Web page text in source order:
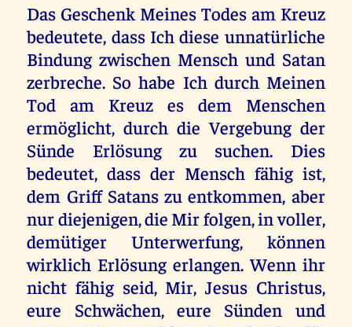
Das Geschenk Meines Todes am Kreuz
bedeutete, dass Ich diese unnatürliche
Bindung zwischen Mensch und Satan
zerbreche. So habe Ich durch Meinen
Tod am Kreuz es dem Menschen
ermöglicht, durch die Vergebung der
Sünde Erlösung zu suchen. Dies
bedeutet, dass der Mensch fähig ist,
dem Griff Satans zu entkommen, aber
nur diejenigen, die Mir folgen, in voller,
demütiger Unterwerfung, können
wirklich Erlösung erlangen. Wenn ihr
nicht fähig seid, Mir, Jesus Christus,
eure Schwächen, eure Sünden und